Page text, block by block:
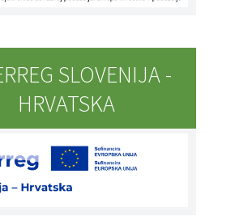
SLOVENIJA -
HRVATSKA